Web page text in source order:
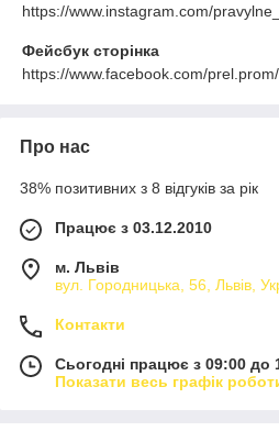
https://www.instagram.com/
Фейсбук сторінка
https://www.facebook.com/prel.prom/
Про нас
38% позитивних з 8 відгуків за рік
Працює з 03.12.2010
м. Львів
вул. Городницька, 56, Львів,
Контакти
Сьогодні працює з 09:00 до
Показати весь графік